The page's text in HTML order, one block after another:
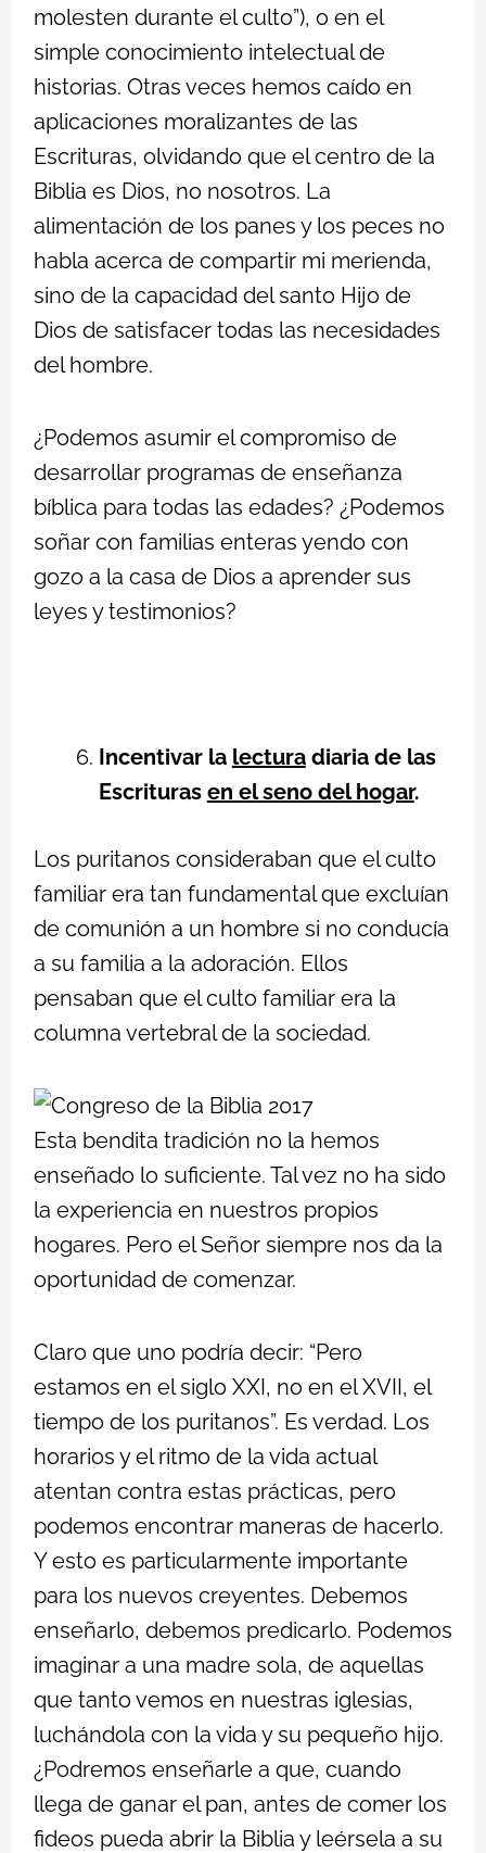
molesten durante el culto”), o en el
simple conocimiento intelectual de
historias. Otras veces hemos caído en
aplicaciones moralizantes de las
Escrituras, olvidando que el centro de la
Biblia es Dios, no nosotros. La
alimentación de los panes y los peces no
habla acerca de compartir mi merienda,
sino de la capacidad del santo Hijo de
Dios de satisfacer todas las necesidades
del hombre.
¿Podemos asumir el compromiso de
desarrollar programas de enseñanza
bíblica para todas las edades? ¿Podemos
soñar con familias enteras yendo con
gozo a la casa de Dios a aprender sus
leyes y testimonios?
Incentivar la lecturadiaria de las
Escrituras en el seno del hogar.
Los puritanos consideraban que el culto
familiar era tan fundamental que excluían
de comunión a un hombre si no conducía
a su familia a la adoración. Ellos
pensaban que el culto familiar era la
columna vertebral de la sociedad.
Esta bendita tradición no la hemos
enseñado lo suficiente. Tal vez no ha sido
la experiencia en nuestros propios
hogares. Pero el Señor siempre nos da la
oportunidad de comenzar.
Claro que uno podría decir: “Pero
estamos en el siglo XXI, no en el XVII, el
tiempo de los puritanos”. Es verdad. Los
horarios y el ritmo de la vida actual
atentan contra estas prácticas, pero
podemos encontrar maneras de hacerlo.
Y esto es particularmente importante
para los nuevos creyentes. Debemos
enseñarlo, debemos predicarlo. Podemos
imaginar a una madre sola, de aquellas
que tanto vemos en nuestras iglesias,
luchándola con la vida y su pequeño hijo.
¿Podremos enseñarle a que, cuando
llega de ganar el pan, antes de comer los
fideos pueda abrir la Biblia y leérsela a su